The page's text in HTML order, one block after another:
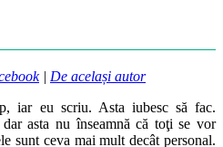
| De același autor
iar eu scriu. Asta iubesc să fac.
asta nu înseamnă că toţi se vor
sunt ceva mai mult decât personal.